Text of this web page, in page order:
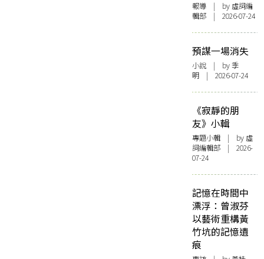
報導 | by 虛詞編
輯部 | 2026-07-24
預謀一場消失
小說 | by 季
明 | 2026-07-24
《寂靜的朋
友》小輯
專題小輯 | by 虛
詞編輯部 | 2026-
07-24
記憶在時間中
漂浮：曾淑芬
以藝術重構黃
竹坑的記憶遺
痕